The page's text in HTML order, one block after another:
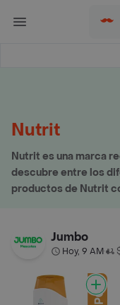
Nutrit
Nutrit es una marca
descubre entre los
productos de Nutrit
Jumbo
Hoy, 9 AM•